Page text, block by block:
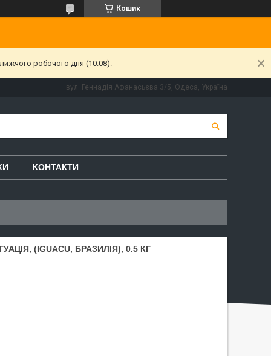
Кошик
робочого дня (10.08).
вул. Геннадія Афанасьєва 3/5, Одеса, Україна
КОНТАКТИ
(IGUACU, БРАЗИЛІЯ), 0.5 КГ